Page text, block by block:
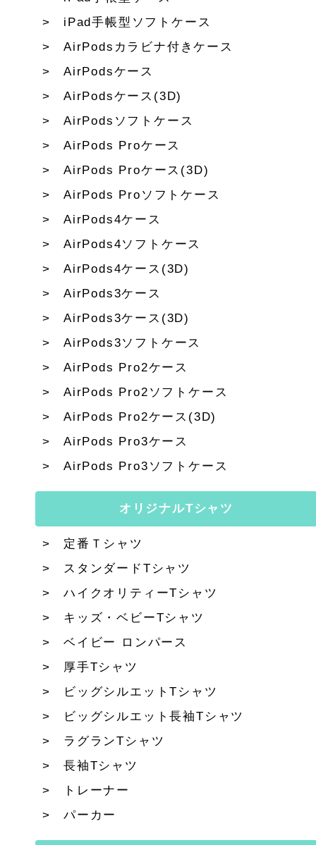
iPad手帳型ソフトケース
AirPodsカラビナ付きケース
AirPodsケース
AirPodsケース(3D)
AirPodsソフトケース
AirPods Proケース
AirPods Proケース(3D)
AirPods Proソフトケース
AirPods4ケース
AirPods4ソフトケース
AirPods4ケース(3D)
AirPods3ケース
AirPods3ケース(3D)
AirPods3ソフトケース
AirPods Pro2ケース
AirPods Pro2ソフトケース
AirPods Pro2ケース(3D)
AirPods Pro3ケース
AirPods Pro3ソフトケース
オリジナルTシャツ
定番Ｔシャツ
スタンダードTシャツ
ハイクオリティーTシャツ
キッズ・ベビーTシャツ
ベイビー ロンパース
厚手Tシャツ
ビッグシルエットTシャツ
ビッグシルエット長袖Tシャツ
ラグランTシャツ
長袖Tシャツ
トレーナー
パーカー